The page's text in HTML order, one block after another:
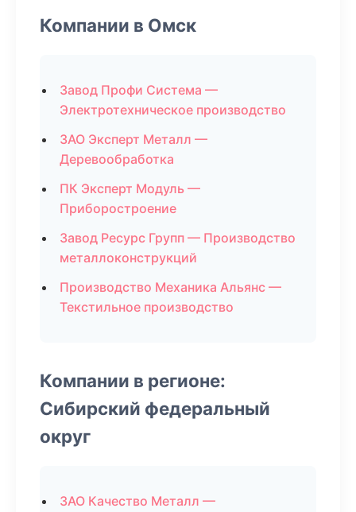
Компании в Омск
Завод Профи Система —
Электротехническое производство
ЗАО Эксперт Металл —
Деревообработка
ПК Эксперт Модуль —
Приборостроение
Завод Ресурс Групп — Производство
металлоконструкций
Производство Механика Альянс —
Текстильное производство
Компании в регионе:
Сибирский федеральный
округ
ЗАО Качество Металл —